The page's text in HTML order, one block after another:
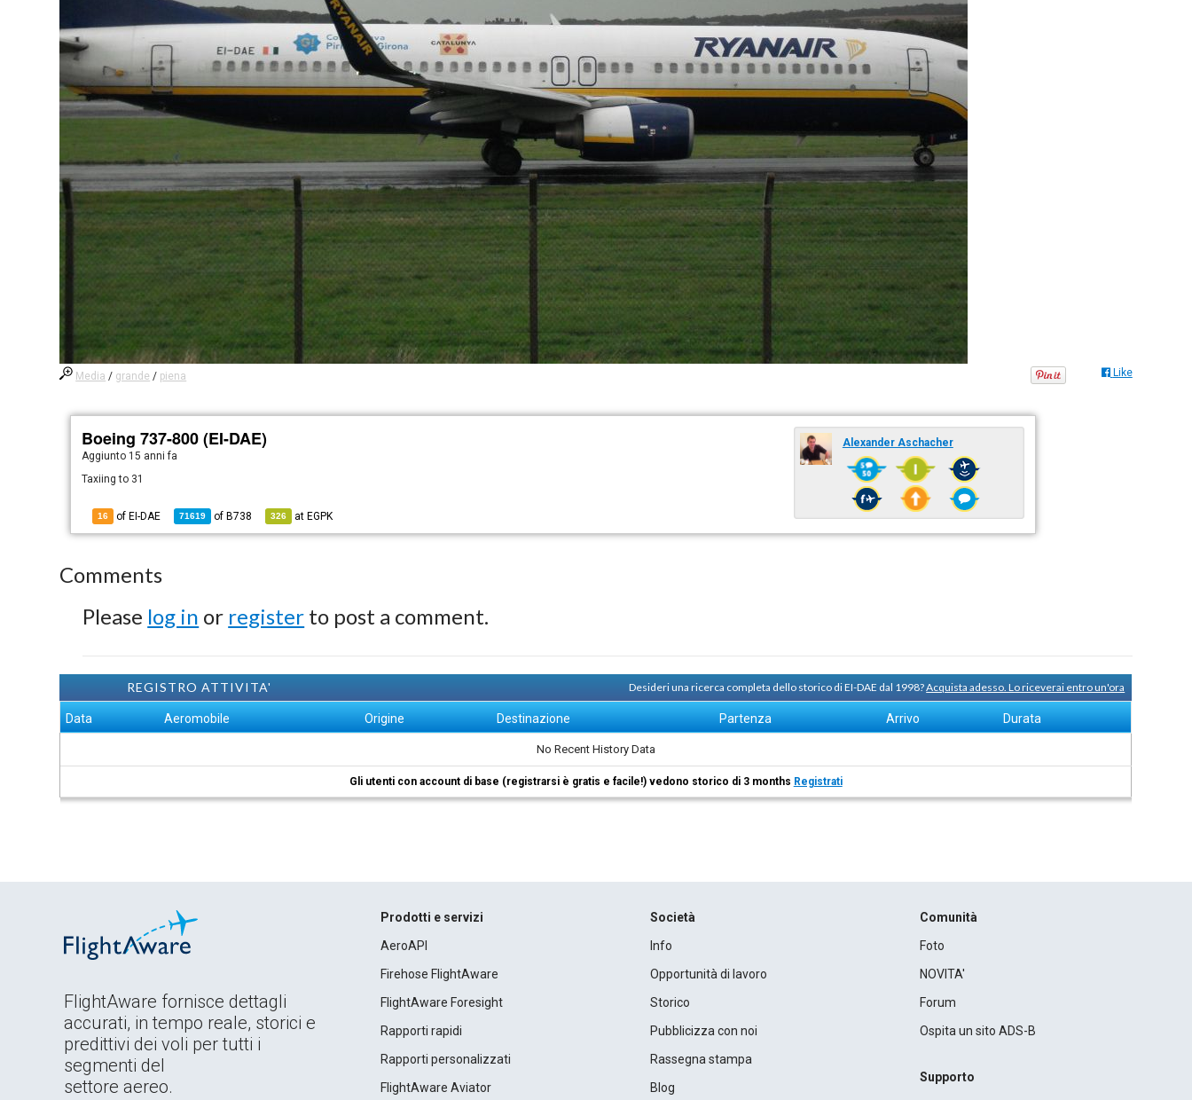
Media / grande / piena Like
Boeing 737-800 (EI-DAE)
Aggiunto 15 anni fa
Taxiing to 31
16 of EI-DAE 71619 of B738 326 at EGPK
Alexander Aschacher
Comments
Please log in or register to post a comment.
REGISTRO ATTIVITA' Desideri una ricerca completa dello storico di EI-DAE dal 1998?Acquista adesso. Lo riceverai entro un'ora
Data Aeromobile Origine Destinazione Partenza Arrivo Durata
No Recent History Data
Gli utenti con account di base (registrarsi è gratis e facile!) vedono storico di 3 months Registrati
FlightAware fornisce dettagli
accurati, in tempo reale, storici e
predittivi dei voli per tutti i
segmenti del
settore aereo.
Prodotti e servizi
AeroAPI
Firehose FlightAware
FlightAware Foresight
Rapporti rapidi
Rapporti personalizzati
FlightAware Aviator
Società
Info
Opportunità di lavoro
Storico
Pubblicizza con noi
Rassegna stampa
Blog
Comunità
Foto
NOVITA'
Forum
Ospita un sito ADS-B
Supporto